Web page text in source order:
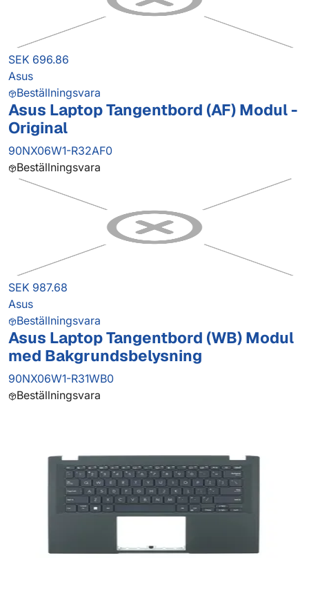
SEK 696.86
Asus
Beställningsvara
Asus Laptop Tangentbord (AF) Modul -
Original
90NX06W1-R32AF0
Beställningsvara
SEK 987.68
Asus
Beställningsvara
Asus Laptop Tangentbord (WB) Modul
med Bakgrundsbelysning
90NX06W1-R31WB0
Beställningsvara